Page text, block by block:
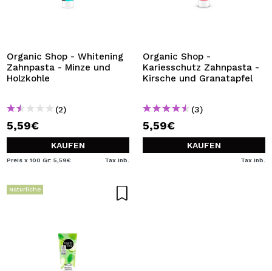
Organic Shop - Whitening
Zahnpasta - Minze und
Holzkohle
(2)
5,59€
KAUFEN
Preis x 100 Gr: 5,59€ Tax Inb.
Organic Shop -
Kariesschutz Zahnpasta -
Kirsche und Granatapfel
(3)
5,59€
KAUFEN
Tax Inb.
Natürliche